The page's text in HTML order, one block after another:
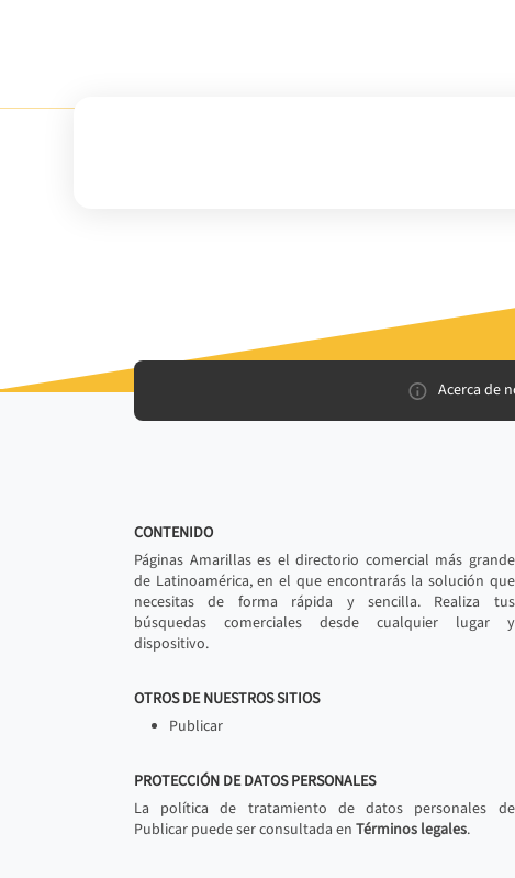
Acerca de
CONTENIDO
Páginas Amarillas es el directorio comercial más grande
de Latinoamérica, en el que encontrarás la solución que
necesitas de forma rápida y sencilla. Realiza tus
búsquedas comerciales desde cualquier lugar y
dispositivo.
OTROS DE NUESTROS SITIOS
Publicar
PROTECCIÓN DE DATOS PERSONALES
La política de tratamiento de datos personales de
Publicar puede ser consultada en Términos legales.